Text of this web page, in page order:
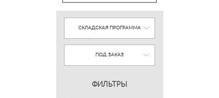
СКЛАДСКАЯ ПРОГРАММА
ПОД ЗАКАЗ
ФИЛЬТРЫ